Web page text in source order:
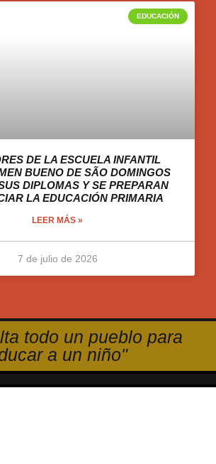
EDUCACIÓN
DE LA ESCUELA INFANTIL
BUENO DE SÃO DOMINGOS
DIPLOMAS Y SE PREPARAN
LA EDUCACIÓN PRIMARIA
LEER MÁS »
7 de julio de 2026
todo un pueblo para
a un niño"